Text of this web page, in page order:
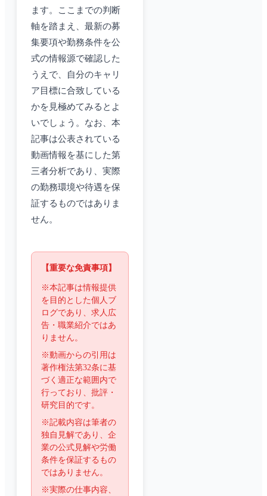
ます。ここまでの判断
軸を踏まえ、最新の募
集要項や勤務条件を公
式の情報源で確認した
うえで、自分のキャリ
ア目標に合致している
かを見極めてみるとよ
いでしょう。なお、本
記事は公表されている
動画情報を基にした第
三者分析であり、実際
の勤務環境や待遇を保
証するものではありま
せん。
【重要な免責事項】
※本記事は情報提供
を目的とした個人ブ
ログであり、求人広
告・職業紹介ではあ
りません。
※動画からの引用は
著作権法第32条に基
づく適正な範囲内で
行っており、批評・
研究目的です。
※記載内容は筆者の
独自見解であり、企
業の公式見解や労働
条件を保証するもの
ではありません。
※実際の仕事内容、